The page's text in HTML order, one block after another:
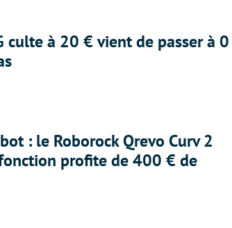
culte à 20 € vient de passer à 0
: le Roborock Qrevo Curv 2
profite de 400 € de